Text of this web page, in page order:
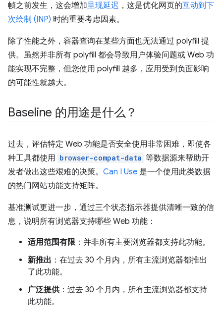
帧之前发生，这会增加呈现延迟 ，这是优化网页的互动到下
次绘制 (INP) 时的重要考虑因素。
除了性能之外，容器查询在某些方面也无法通过 polyfill 提
供。虽然并非所有 polyfill 都会导致用户体验问题或 Web 功
能实现不完整，但您使用 polyfill 越多，应用受到负面影响
的可能性就越大。
Baseline 的用途是什么？
过去，评估特定 Web 功能是否安全使用非常困难，即使各
种工具都使用 browser-compat-data 等数据源来帮助开
发者做出这些艰难的决策。 Can I Use 是一个使用此类数据
的热门网站功能支持矩阵。
基准测试更进一步，通过三个状态指示器提供清晰一致的信
息，说明所有浏览器支持哪些 Web 功能：
适用范围有限：并非所有主要浏览器都支持此功能。
新推出 ：在过去 30 个月内，所有主流浏览器都推出
了此功能。
广泛提供 ：过去 30 个月内，所有主流浏览器都支持
此功能。